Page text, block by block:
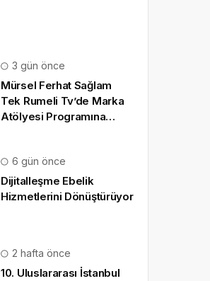
3 gün önce
Mürsel Ferhat Sağlam
Tek Rumeli Tv’de Marka
Atölyesi Programına
6 gün önce
Dijitalleşme Ebelik
Hizmetlerini Dönüştürüyor
2 hafta önce
10. Uluslararası İstanbul